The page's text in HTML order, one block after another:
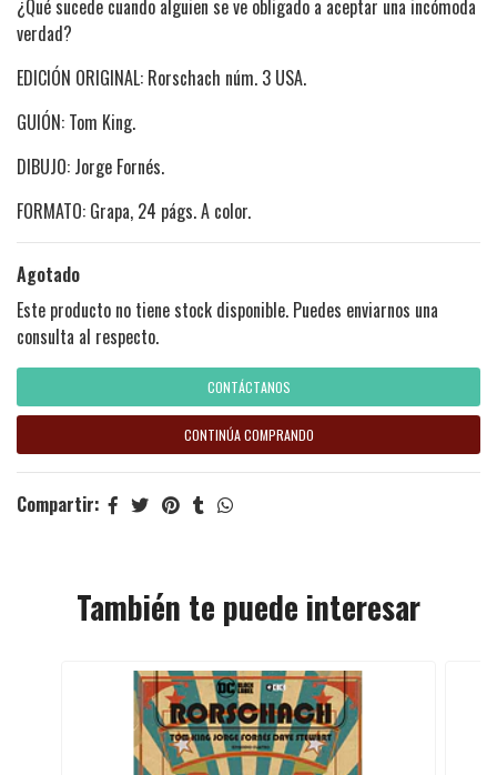
¿Qué sucede cuando alguien se ve obligado a aceptar una incómoda
verdad?
EDICIÓN ORIGINAL: Rorschach núm. 3 USA.
GUIÓN: Tom King.
DIBUJO: Jorge Fornés.
FORMATO: Grapa, 24 págs. A color.
Agotado
Este producto no tiene stock disponible. Puedes enviarnos una
consulta al respecto.
CONTÁCTANOS
CONTINÚA COMPRANDO
Compartir:
También te puede interesar